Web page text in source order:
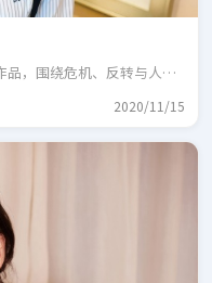
，围绕危机、反转与人物
2020/11/15